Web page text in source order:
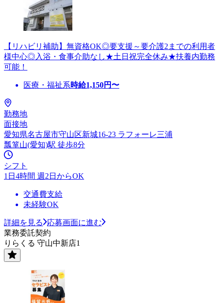
【リハビリ補助】無資格OK◎要支援～要介護2までの利用者
様中心◎入浴・食事介助なし★土日祝完全休み★扶養内勤務
可能！
医療・福祉系時給1,150円〜
勤務地
面接地
愛知県名古屋市守山区新城16-23 ラフォーレ三浦
瓢箪山(愛知)駅 徒歩8分
シフト
1日4時間 週2日からOK
交通費支給
未経験OK
詳細を見る
応募画面に進む
業務委託契約
りらくる 守山中新店1